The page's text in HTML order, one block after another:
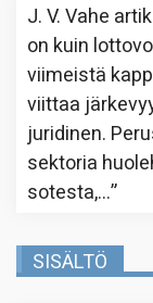
J. V. Vahe
on kuin
viimeistä
viittaa
juridinen.
sektoria
sotesta,…”
SISÄLTÖ